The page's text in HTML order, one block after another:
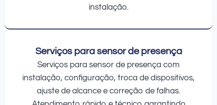
instalação.
Serviços para sensor de presença
Serviços para sensor de presença com
instalação, configuração, troca de dispositivos,
ajuste de alcance e correção de falhas.